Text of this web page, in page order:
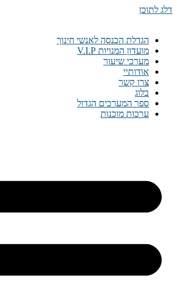
דלג לתוכן
הגדלת הכנסה לאנשי חינוך
מועדון המנויות V.I.P
מערכי שיעור
אודותיי
צרו קשר
בלוג
ספר המערכים הגדול
ערכות מוכנות